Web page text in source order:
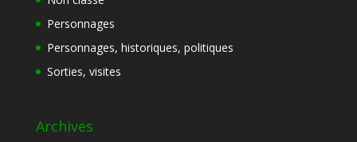
Personnages
Personnages, historiques, politiques
Sorties, visites
Archives